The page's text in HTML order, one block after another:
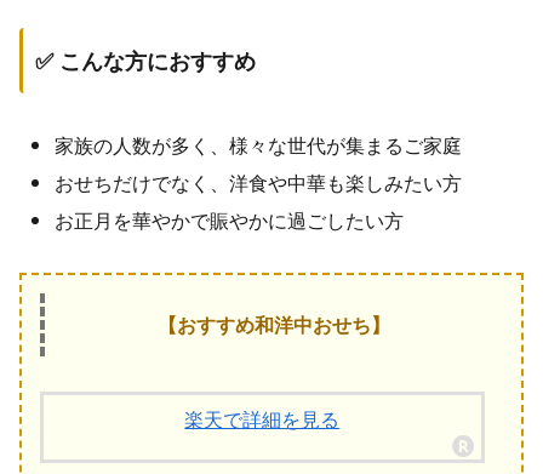
✅ こんな方におすすめ
家族の人数が多く、様々な世代が集まるご家庭
おせちだけでなく、洋食や中華も楽しみたい方
お正月を華やかで賑やかに過ごしたい方
【おすすめ和洋中おせち】
楽天で詳細を見る